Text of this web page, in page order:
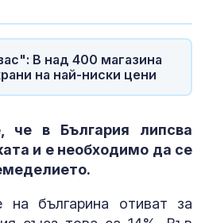
В над 400 магазина
на най-ниски цени
че в България липсва
и е необходимо да се
българина отиват за